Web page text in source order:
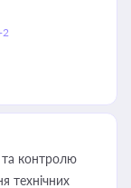
та контролю
технічних